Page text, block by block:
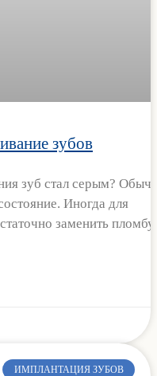
зубов
зуб стал серым?
Иногда для
заменить пломбу.
ИМПЛАНТАЦИЯ ЗУБОВ